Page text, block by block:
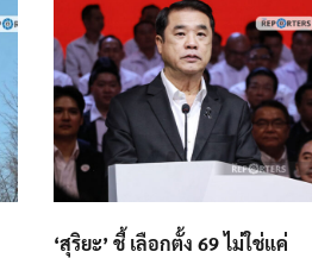
‘สุริยะ’ ชี้ เลือกตั้ง 69 ไม่ใช่แค่